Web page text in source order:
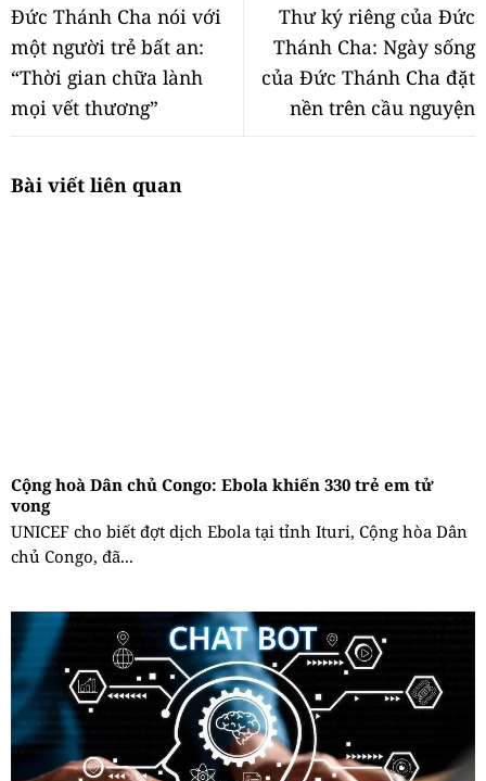
Đức Thánh Cha nói với
một người trẻ bất an:
“Thời gian chữa lành
mọi vết thương”
Thư ký riêng của Đức
Thánh Cha: Ngày sống
của Đức Thánh Cha đặt
nền trên cầu nguyện
Bài viết liên quan
Cộng hoà Dân chủ Congo: Ebola khiến 330 trẻ em tử
vong
UNICEF cho biết đợt dịch Ebola tại tỉnh Ituri, Cộng hòa Dân
chủ Congo, đã...